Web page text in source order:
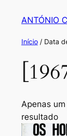
conteúdo
ANTÓNIO
Início/ Data
Apenas um
resultado